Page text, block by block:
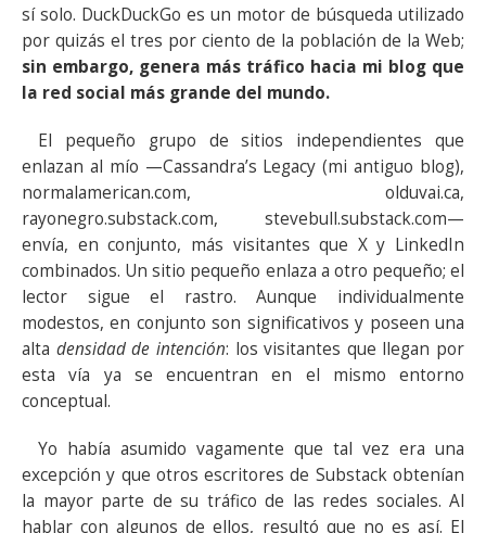
sí solo. DuckDuckGo es un motor de búsqueda utilizado
por quizás el tres por ciento de la población de la Web;
sin embargo, genera más tráfico hacia mi blog que
la red social más grande del mundo.
El pequeño grupo de sitios independientes que
enlazan al mío —Cassandra’s Legacy (mi antiguo blog),
normalamerican.com, olduvai.ca,
rayonegro.substack.com, stevebull.substack.com—
envía, en conjunto, más visitantes que X y LinkedIn
combinados. Un sitio pequeño enlaza a otro pequeño; el
lector sigue el rastro. Aunque individualmente
modestos, en conjunto son significativos y poseen una
alta densidad de intención: los visitantes que llegan por
esta vía ya se encuentran en el mismo entorno
conceptual.
Yo había asumido vagamente que tal vez era una
excepción y que otros escritores de Substack obtenían
la mayor parte de su tráfico de las redes sociales. Al
hablar con algunos de ellos, resultó que no es así. El